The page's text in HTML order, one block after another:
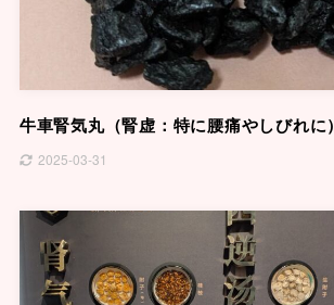
牛車腎気丸（腎虚：特に腰痛やしびれに）
2025-03-31